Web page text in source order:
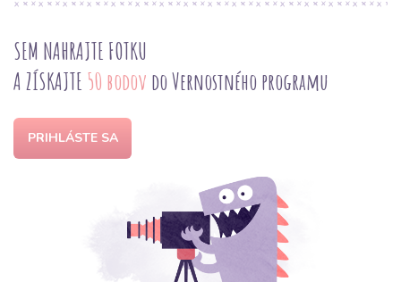
SEM NAHRAJTE FOTKU
A ZÍSKAJTE 50 bodov do Vernostného programu
PRIHLÁSTE SA